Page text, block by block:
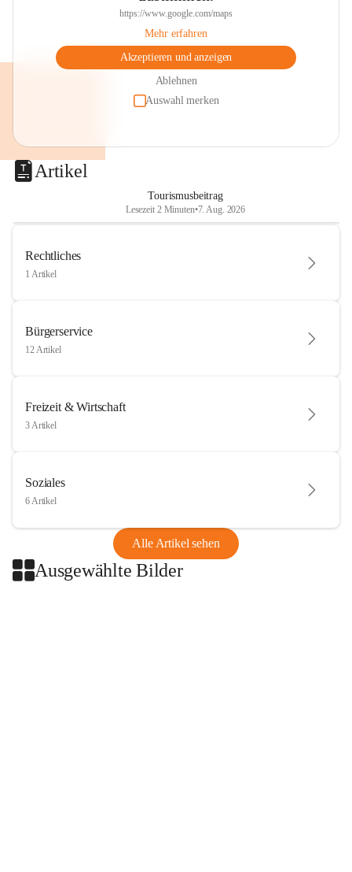
https://www.google.com/maps
Mehr erfahren
Akzeptieren und anzeigen
Ablehnen
Auswahl merken
Artikel
Tourismusbeitrag
Lesezeit 2 Minuten•7. Aug. 2026
Rechtliches
1 Artikel
Bürgerservice
12 Artikel
Freizeit & Wirtschaft
3 Artikel
Soziales
6 Artikel
Alle Artikel sehen
Ausgewählte Bilder